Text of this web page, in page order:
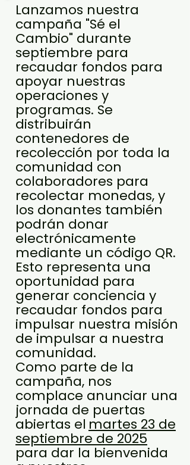
Lanzamos nuestra
campaña "Sé el
Cambio" durante
septiembre para
recaudar fondos para
apoyar nuestras
operaciones y
programas. Se
distribuirán
contenedores de
recolección por toda la
comunidad con
colaboradores para
recolectar monedas, y
los donantes también
podrán donar
electrónicamente
mediante un código QR.
Esto representa una
oportunidad para
generar conciencia y
recaudar fondos para
impulsar nuestra misión
de impulsar a nuestra
comunidad.
Como parte de la
campaña, nos
complace anunciar una
jornada de puertas
abiertas el martes 23 de
septiembre de 2025
para dar la bienvenida